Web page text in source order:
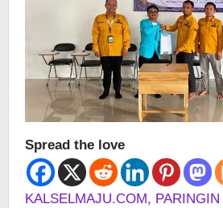
Spread the love
KALSELMAJU.COM, PARINGIN